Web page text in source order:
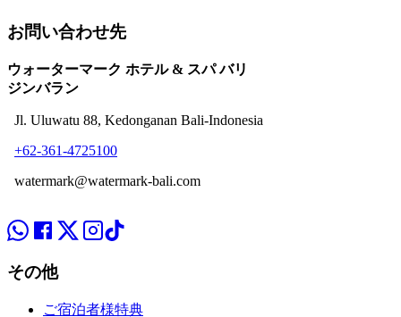
お問い合わせ先
ウォーターマーク ホテル & スパ バリ
ジンバラン
Jl. Uluwatu 88, Kedonganan Bali-Indonesia
+62-361-4725100
watermark@watermark-bali.com
その他
ご宿泊者様特典